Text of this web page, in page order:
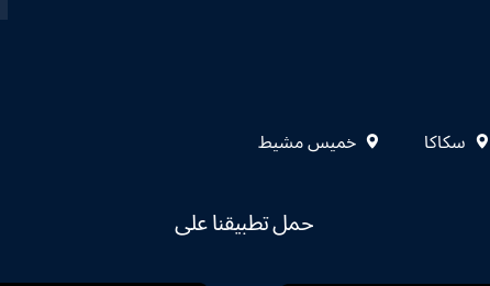
سكاكا خميس مشيط
حمل تطبيقنا على